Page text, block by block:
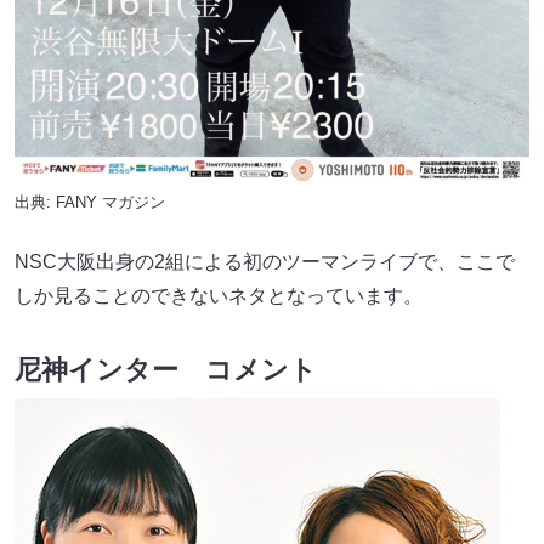
出典: FANY マガジン
NSC大阪出身の2組による初のツーマンライブで、ここで
しか見ることのできないネタとなっています。
尼神インター コメント